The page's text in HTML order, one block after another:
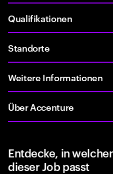
Qualifikationen
Standorte
Weitere Informationen
Über Accenture
Entdecke, in
dieser Job passt